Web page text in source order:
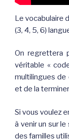
Le vocabulaire
(3, 4, 5, 6)
On regrettera
véritable «
multilingues de
et de la
Si vous voulez
à venir un sur
des familles